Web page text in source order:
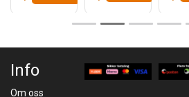
Info
Om oss